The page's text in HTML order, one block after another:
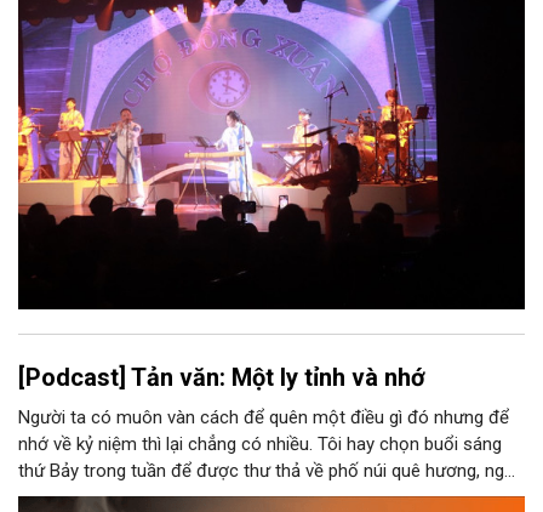
[Podcast] Tản văn: Một ly tỉnh và nhớ
Người ta có muôn vàn cách để quên một điều gì đó nhưng để
nhớ về kỷ niệm thì lại chẳng có nhiều. Tôi hay chọn buổi sáng
thứ Bảy trong tuần để được thư thả về phố núi quê hương, ngồi
đợi giọt đắng của đất đai, mưa nắng điểm từng nhịp xuống